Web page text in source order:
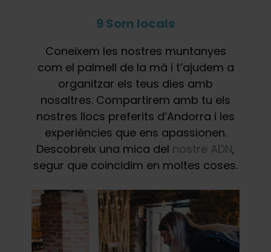
9 Som locals
Coneixem les nostres muntanyes
com el palmell de la mà i t’ajudem a
organitzar els teus dies amb
nosaltres. Compartirem amb tu els
nostres llocs preferits d’Andorra i les
experiències que ens apassionen.
Descobreix una mica del nostre ADN,
segur que coincidim en moltes coses.